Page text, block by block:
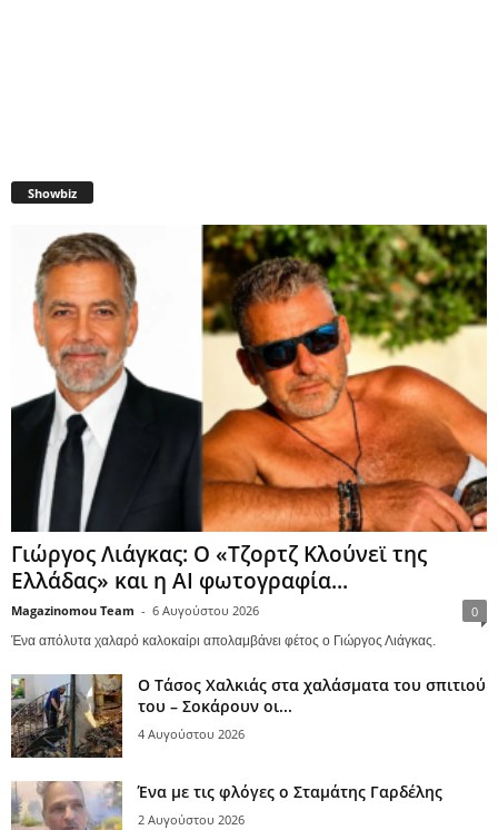
Showbiz
Γιώργος Λιάγκας: Ο «Τζορτζ Κλούνεϊ της
Ελλάδας» και η AI φωτογραφία...
Magazinomou Team - 6 Αυγούστου 2026 0
Ένα απόλυτα χαλαρό καλοκαίρι απολαμβάνει φέτος ο Γιώργος Λιάγκας.
Ο Τάσος Χαλκιάς στα χαλάσματα του σπιτιού
του – Σοκάρουν οι...
4 Αυγούστου 2026
Ένα με τις φλόγες ο Σταμάτης Γαρδέλης
2 Αυγούστου 2026